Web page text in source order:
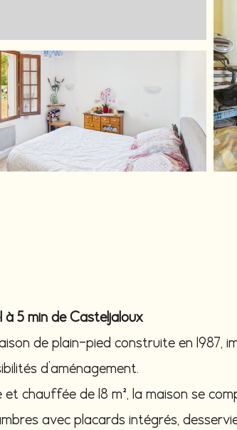
5 min de Casteljaloux
de plain-pied construite en 1987,
d’aménagement.
chauffée de 18 m², la maison se
avec placards intégrés,